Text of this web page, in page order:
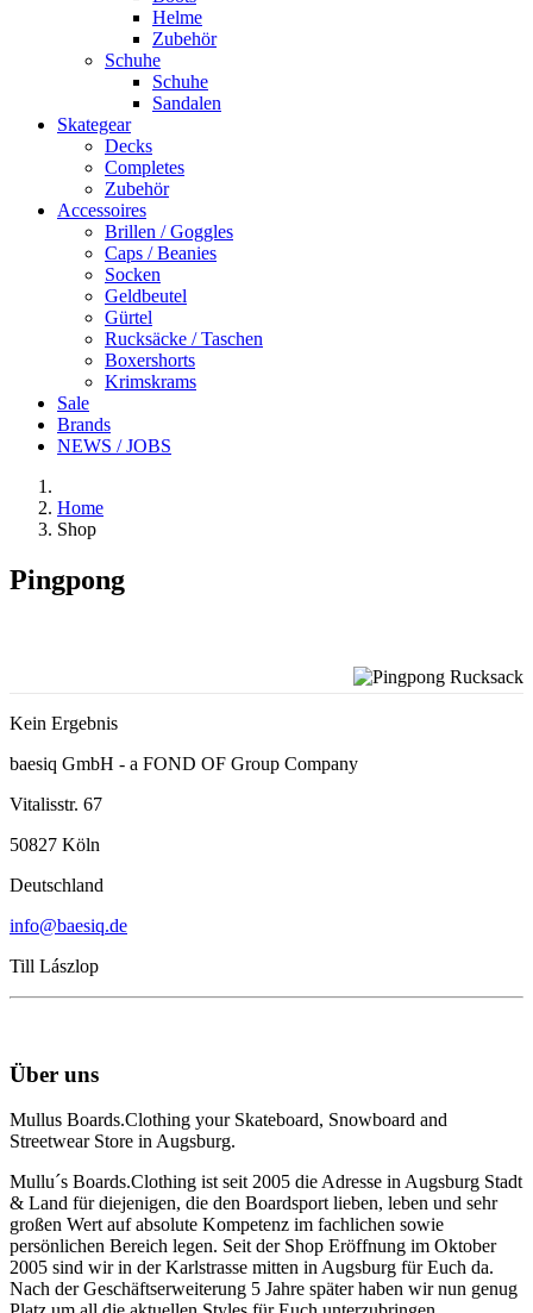
Helme
Zubehör
Schuhe
Schuhe
Sandalen
Skategear
Decks
Completes
Zubehör
Accessoires
Brillen / Goggles
Caps / Beanies
Socken
Geldbeutel
Gürtel
Rucksäcke / Taschen
Boxershorts
Krimskrams
Sale
Brands
NEWS / JOBS
Home
Shop
Pingpong
Kein Ergebnis
baesiq GmbH - a FOND OF Group Company
Vitalisstr. 67
50827 Köln
Deutschland
info@baesiq.de
Till Lászlop
Über uns
Mullus Boards.Clothing your Skateboard, Snowboard and
Streetwear Store in Augsburg.
Mullu´s Boards.Clothing ist seit 2005 die Adresse in Augsburg Stadt
& Land für diejenigen, die den Boardsport lieben, leben und sehr
großen Wert auf absolute Kompetenz im fachlichen sowie
persönlichen Bereich legen. Seit der Shop Eröffnung im Oktober
2005 sind wir in der Karlstrasse mitten in Augsburg für Euch da.
Nach der Geschäftserweiterung 5 Jahre später haben wir nun genug